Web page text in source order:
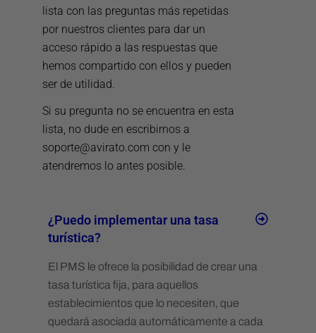
Crear una cuenta
Recuperar contraseña
Optimización del rendimiento de Avirato
Mi cuenta
Establecimiento
Usuarios y Seguridad
Alojamiento
Habitaciones y Salas
Niveles
Rack (Alojamiento)
Planning
lista con las preguntas más repetidas
por nuestros clientes para dar un
acceso rápido a las respuestas que
hemos compartido con ellos y pueden
ser de utilidad.
Si su pregunta no se encuentra en esta
lista, no dude en escribirnos a
soporte@avirato.com con y le
atendremos lo antes posible.
¿Puedo implementar una tasa
turística?
El PMS le ofrece la posibilidad de crear una
tasa turística fija, para aquellos
establecimientos que lo necesiten, que
quedará asociada automáticamente a cada